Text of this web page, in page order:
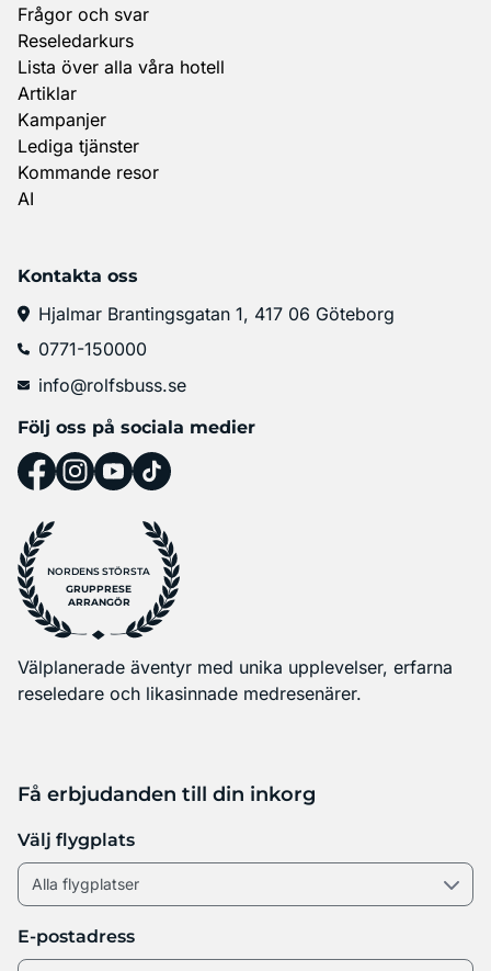
Frågor och svar
Reseledarkurs
Lista över alla våra hotell
Artiklar
Kampanjer
Lediga tjänster
Kommande resor
AI
Kontakta oss
Hjalmar Brantingsgatan 1, 417 06 Göteborg
0771-150000
info@rolfsbuss.se
Följ oss på sociala medier
NORDENS STÖRSTA
GRUPPRESE
ARRANGÖR
Välplanerade äventyr med unika upplevelser, erfarna
reseledare och likasinnade medresenärer.
Få erbjudanden till din inkorg
Välj flygplats
E-postadress